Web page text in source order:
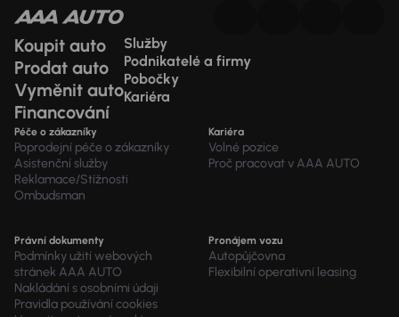
Koupit auto
Prodat auto
Vyměnit auto
Financování
Služby
Podnikatelé a firmy
Pobočky
Kariéra
Péče o zákazníky
Poprodejní péče o zákazníky
Asistenční služby
Reklamace/Stížnosti
Ombudsman
Kariéra
Volné pozice
Proč pracovat v AAA AUTO
Právní dokumenty
Podmínky užití webových
stránek AAA AUTO
Nakládání s osobními údaji
Pravidla používání cookies
Pronájem vozu
Autopůjčovna
Flexibilní operativní leasing